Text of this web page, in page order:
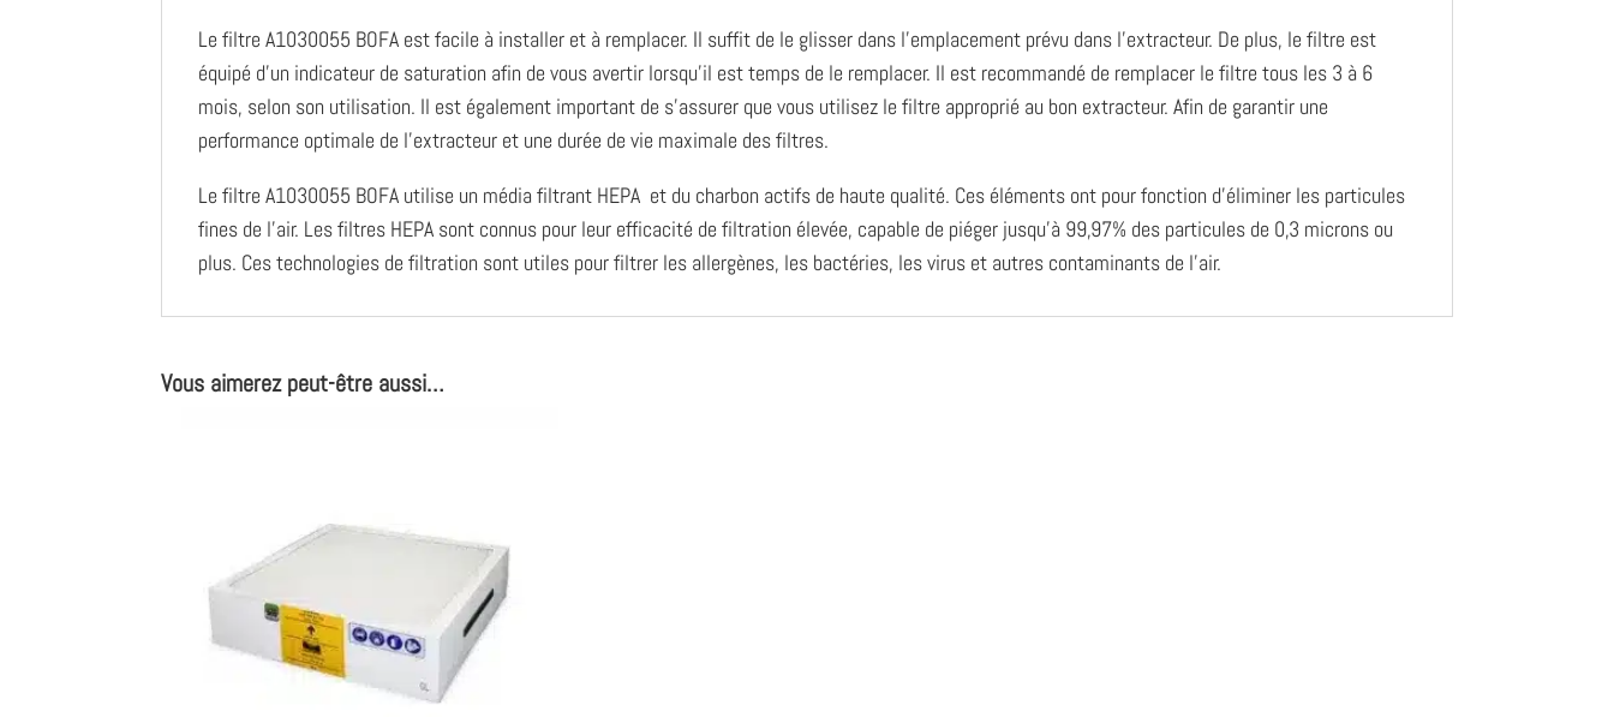
Le filtre A1030055 BOFA est facile à installer et à remplacer. Il suffit de le glisser dans l’emplacement prévu dans l’extracteur. De plus, le filtre est
équipé d’un indicateur de saturation afin de vous avertir lorsqu’il est temps de le remplacer. Il est recommandé de remplacer le filtre tous les 3 à 6
mois, selon son utilisation. Il est également important de s’assurer que vous utilisez le filtre approprié au bon extracteur. Afin de garantir une
performance optimale de l’extracteur et une durée de vie maximale des filtres.
Le filtre A1030055 BOFA utilise un média filtrant HEPA et du charbon actifs de haute qualité. Ces éléments ont pour fonction d’éliminer les particules
fines de l’air. Les filtres HEPA sont connus pour leur efficacité de filtration élevée, capable de piéger jusqu’à 99,97% des particules de 0,3 microns ou
plus. Ces technologies de filtration sont utiles pour filtrer les allergènes, les bactéries, les virus et autres contaminants de l’air.
Vous aimerez peut-être aussi…